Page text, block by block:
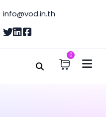
info@vod.in.th
0